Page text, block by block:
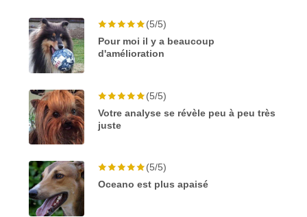
(5/5)
Pour moi il y a beaucoup
d'amélioration
(5/5)
Votre analyse se révèle peu à peu très
juste
(5/5)
Oceano est plus apaisé